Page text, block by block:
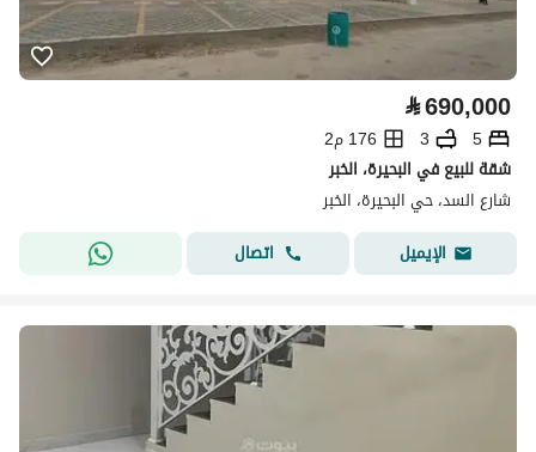
⃁690,000
5
3
176 م2
شقة للبيع في البحيرة، الخبر
شارع السد، حي البحيرة، الخبر
الإيميل
اتصال